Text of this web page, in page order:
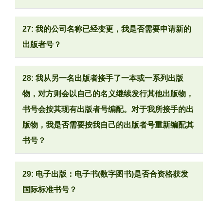
27: 我的公司名称已经变更，我是否需要申请新的
出版者号？
28: 我从另一名出版者接手了一本或一系列出版
物，对方则会以自己的名义继续发行其他出版物，
书号会按其现有出版者号编配。对于我所接手的出
版物，我是否需要按我自己的出版者号重新编配其
书号？
29: 电子出版：电子书(数字图书)是否合资格获发
国际标准书号？